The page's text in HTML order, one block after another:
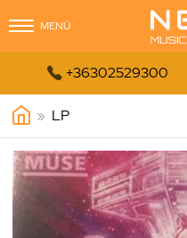
MENÜ
 +36302529300
» LP